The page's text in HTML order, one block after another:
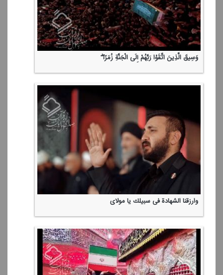
وَسِیقَ الَّذِینَ اتَّقَوْا رَبَّهُمْ إِلَی الْجَنَّةِ زُمَرًا ۖ
وارزقنا الشهادة فی سبیلك یا مولای